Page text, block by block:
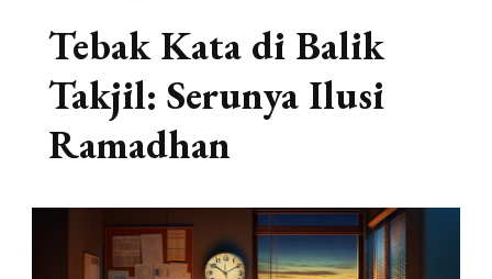
Tebak Kata di Balik
Takjil: Serunya Ilusi
Ramadhan